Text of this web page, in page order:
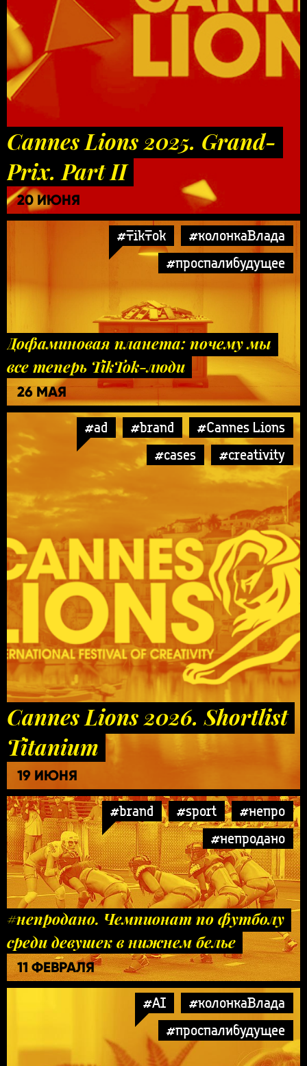
Cannes Lions 2025. Grand-
Prix. Part II
20 ИЮНЯ
#TikTok
#колонкаВлада
#проспалибудущее
Дофаминовая планета: почему мы
все теперь TikTok-люди
26 МАЯ
#ad #brand
#Cannes Lions
#cases
#creativity
Cannes Lions 2026. Shortlist
Titanium
19 ИЮНЯ
#brand #sport
#непро
#непродано
#непродано. Чемпионат по футболу
среди девушек в нижнем белье
11 ФЕВРАЛЯ
#AI
#колонкаВлада
#проспалибудущее